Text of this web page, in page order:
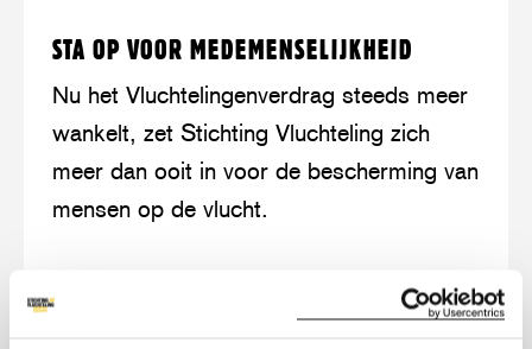
STA OP VOOR MEDEMENSELIJKHEID
Nu het Vluchtelingenverdrag steeds meer
wankelt, zet Stichting Vluchteling zich
meer dan ooit in voor de bescherming van
mensen op de vlucht.
OVER: STA OP VOOR
meer
Sta
voor
medemenselijkheid